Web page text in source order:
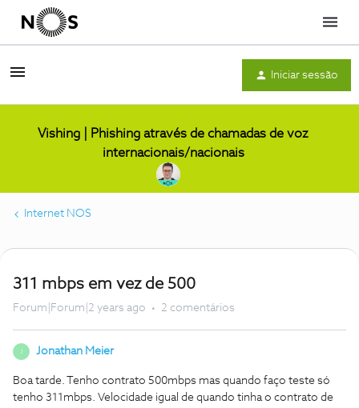
Menu
Iniciar sessão
Vishing | Phishing através de chamadas de voz
internacionais/nacionais
Internet NOS
311 mbps em vez de 500
Forum|Forum|2 years ago 2 comentários
Jonathan Meier
Boa tarde. Tenho contrato 500mbps mas quando faço teste só
tenho 311mbps. Velocidade igual de quando tinha o contrato de